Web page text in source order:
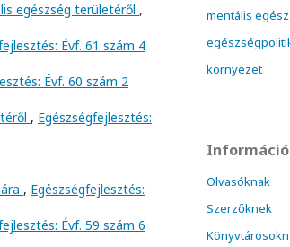
egészség területéről ,
Évf. 61 szám 4
Évf. 60 szám 2
, Egészségfejlesztés:
, Egészségfejlesztés:
Évf. 59 szám 6
mentális
környezet
Információ
Olvasóknak
Szerzőknek